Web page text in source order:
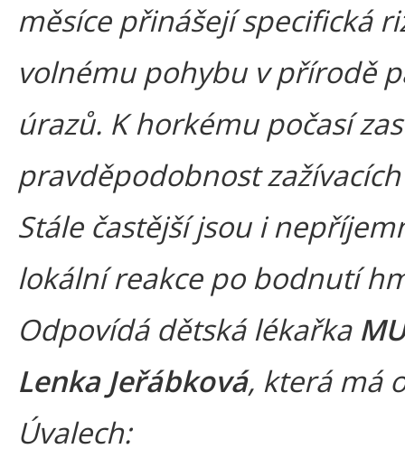
měsíce přinášejí specifická
volnému pohybu v přírodě
úrazů. K horkému počasí
pravděpodobnost
Stále častější jsou i
lokální reakce po bodnutí
Odpovídá dětská lékařka
Lenka Jeřábková, která má
Úvalech: